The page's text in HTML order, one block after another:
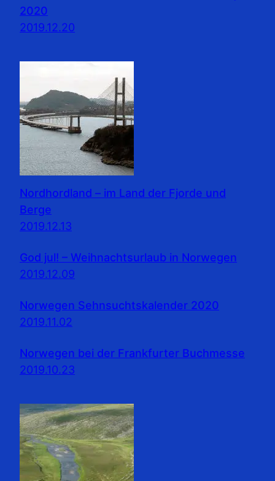
2020
2019.12.20
Nordhordland – im Land der Fjorde und
Berge
2019.12.13
God jul! – Weihnachtsurlaub in Norwegen
2019.12.09
Norwegen Sehnsuchtskalender 2020
2019.11.02
Norwegen bei der Frankfurter Buchmesse
2019.10.23